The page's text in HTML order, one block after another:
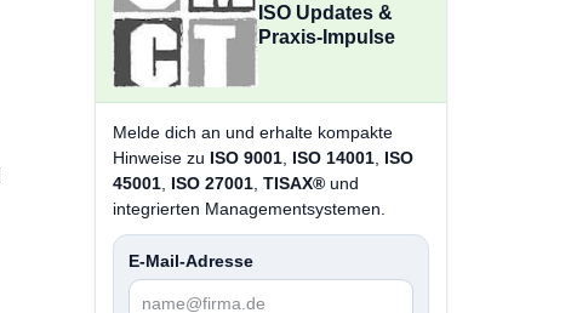
ISO Updates &
Praxis-Impulse
Melde dich an und erhalte kompakte
Hinweise zu ISO 9001 ISO 14001 ISO
45001 ISO 27001 TISAX® und
integrierten Managementsystemen.
E-Mail-Adresse